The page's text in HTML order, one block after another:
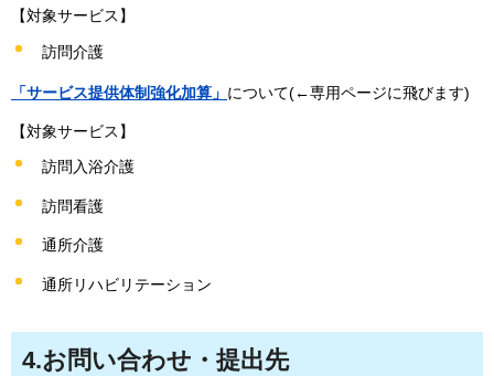
【対象サービス】
訪問介護
「サービス提供体制強化加算」 について(←専用ページに飛びます)
【対象サービス】
訪問入浴介護
訪問看護
通所介護
通所リハビリテーション
4.お問い合わせ・提出先